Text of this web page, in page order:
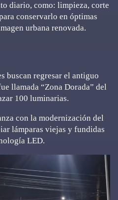
diario, como: limpieza, corte
conservarlo en óptimas
urbana renovada.
buscan regresar el antiguo
llamada “Zona Dorada” del
100 luminarias.
con la modernización del
lámparas viejas y fundidas
LED.